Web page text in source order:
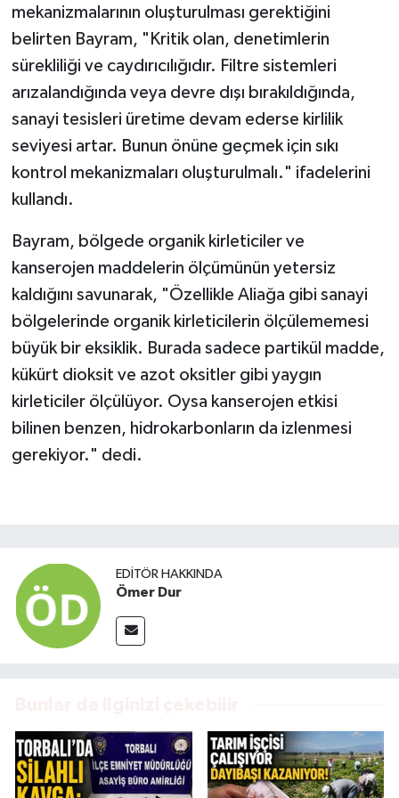
mekanizmalarının oluşturulması gerektiğini
belirten Bayram, "Kritik olan, denetimlerin
sürekliliği ve caydırıcılığıdır. Filtre sistemleri
arızalandığında veya devre dışı bırakıldığında,
sanayi tesisleri üretime devam ederse kirlilik
seviyesi artar. Bunun önüne geçmek için sıkı
kontrol mekanizmaları oluşturulmalı." ifadelerini
kullandı.
Bayram, bölgede organik kirleticiler ve
kanserojen maddelerin ölçümünün yetersiz
kaldığını savunarak, "Özellikle Aliağa gibi sanayi
bölgelerinde organik kirleticilerin ölçülememesi
büyük bir eksiklik. Burada sadece partikül madde,
kükürt dioksit ve azot oksitler gibi yaygın
kirleticiler ölçülüyor. Oysa kanserojen etkisi
bilinen benzen, hidrokarbonların da izlenmesi
gerekiyor." dedi.
EDITÖR HAKKINDA
Ömer Dur